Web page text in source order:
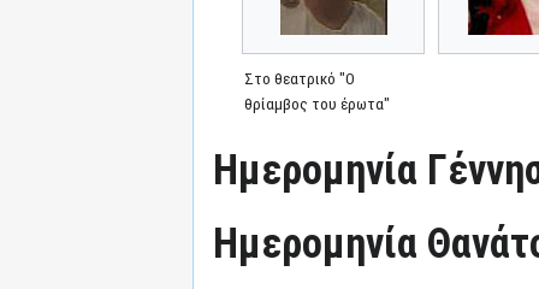
Στο θεατρικό "Ο
θρίαμβος του έρωτα"
Ημερομηνία
Ημερομηνία